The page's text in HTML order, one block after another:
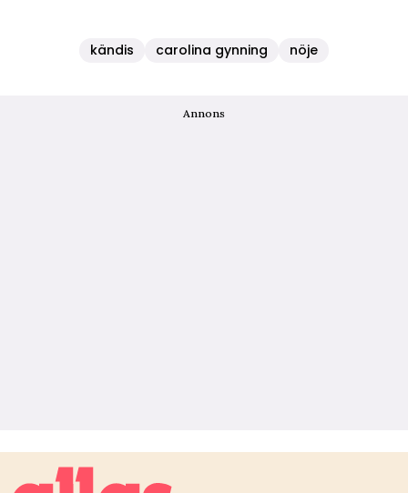
kändis carolina gynning nöje
Annons